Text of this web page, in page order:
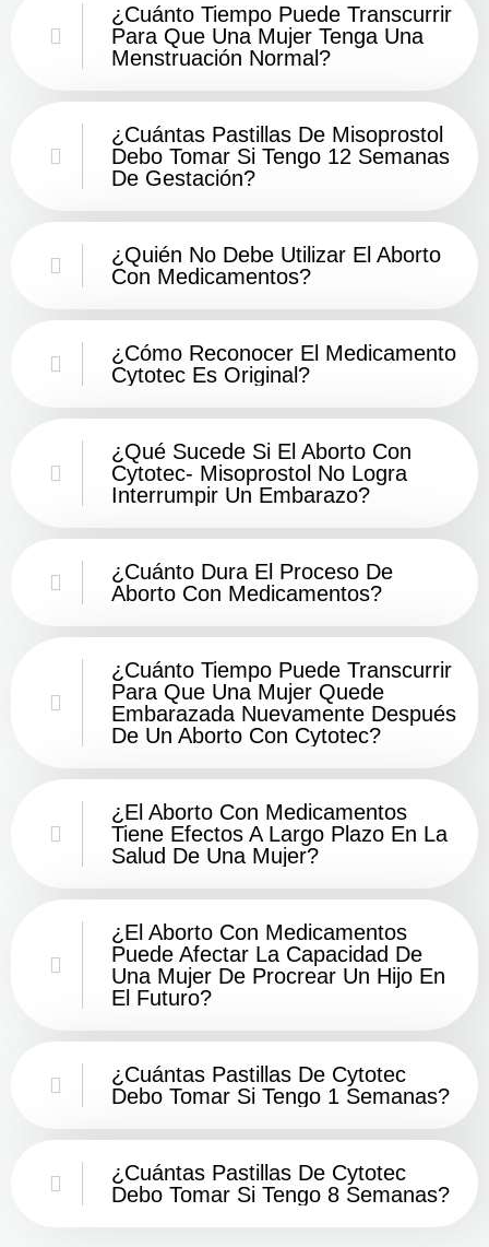
¿Cuánto Tiempo Puede Transcurrir
Para Que Una Mujer Tenga Una
Menstruación Normal?
¿Cuántas Pastillas De Misoprostol
Debo Tomar Si Tengo 12 Semanas
De Gestación?
¿Quién No Debe Utilizar El Aborto
Con Medicamentos?
¿Cómo Reconocer El Medicamento
Cytotec Es Original?
¿Qué Sucede Si El Aborto Con
Cytotec- Misoprostol No Logra
Interrumpir Un Embarazo?
¿Cuánto Dura El Proceso De
Aborto Con Medicamentos?
¿Cuánto Tiempo Puede Transcurrir
Para Que Una Mujer Quede
Embarazada Nuevamente Después
De Un Aborto Con Cytotec?
¿El Aborto Con Medicamentos
Tiene Efectos A Largo Plazo En La
Salud De Una Mujer?
¿El Aborto Con Medicamentos
Puede Afectar La Capacidad De
Una Mujer De Procrear Un Hijo En
El Futuro?
¿Cuántas Pastillas De Cytotec
Debo Tomar Si Tengo 1 Semanas?
¿Cuántas Pastillas De Cytotec
Debo Tomar Si Tengo 8 Semanas?